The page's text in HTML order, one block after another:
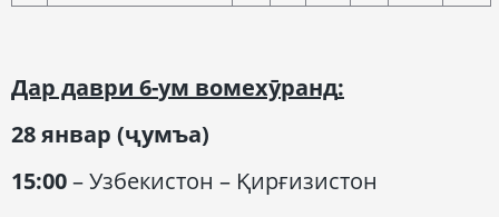
Дар даври 6-ум вомехӯранд:
28 январ (ҷумъа)
15:00– Узбекистон – Қирғизистон